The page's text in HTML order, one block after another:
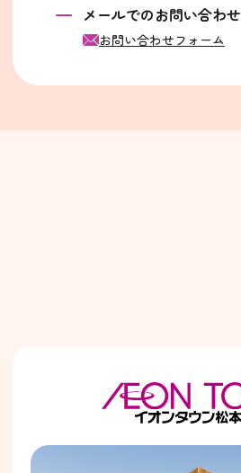
メールでのお問い合わせ
お問い合わせフォーム